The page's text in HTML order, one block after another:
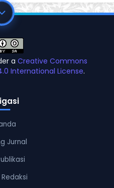
a Creative Commons
International License.
Jurnal